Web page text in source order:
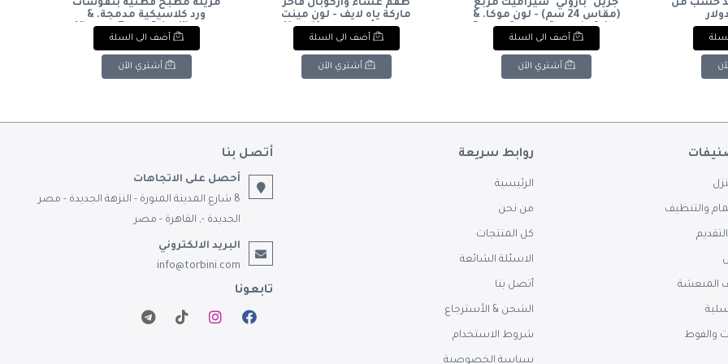
خشب من
جريل "بارولي" سيراميك مربع
(مقاس 24 سم) - لون موكا. &
: Baroly Square Ceramic Grill
Pan (24 cm) - Mocha Color.
أضف الى السلة
أشتري الآن
طقم عشاء وأركوبال فاخر
ماركة ياه لايف - لون مينت
جرين وأوف وايت.Yeahlife
Luxury Arcopal Dinnerware
📝
أضف الى السلة
أشتري الآن
مريلة مطبخ قطنية بنقوشات
ورد كلاسيكية مدمجة. &
Vintage Floral Print Kitchen
Apron with Color-Block
Panel.
أضف الى السلة
أشتري الآن
والتنظيف
المنعشة
والفوط
روابط سريعة
الرئيسية
من نحن
كل المنتجات
الاسئلة الشائعة
أتصل بنا
الشحن & الأسترجاع
شروط الاستخدام
سياسة الخصوصية
أتصل بنا
أحصل على الاتجاهات
8 شارع المدينة المنورة - النزهة الجديدة - مصر
الجديدة -, القاهرة - مصر
البريد الالكتروني
info@torbini.com
تابعونا